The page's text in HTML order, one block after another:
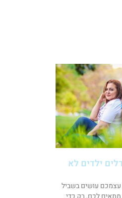
ילדים לא
עושים בשביל